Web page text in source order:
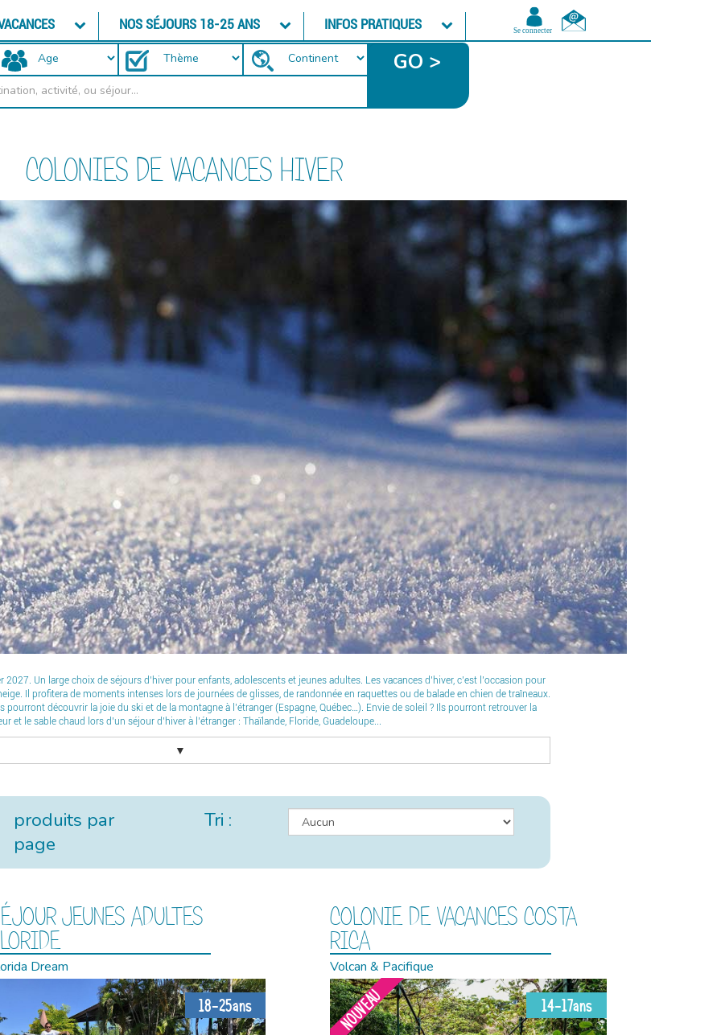
NOS SÉJOURS 18-25 ANS INFOS PRATIQUES
GO >
COLONIES DE VACANCES HIVER
Un large choix de séjours d’hiver pour enfants, adolescents et jeunes adultes. Les vacances d’hiver, c’est l’occasion pour
Il profitera de moments intenses lors de journées de glisses, de randonnée en raquettes ou de balade en chien de traîneaux.
pourront découvrir la joie du ski et de la montagne à l’étranger (Espagne, Québec…). Envie de soleil ? Ils pourront retrouver la
et le sable chaud lors d’un séjour d’hiver à l’étranger : Thaïlande, Floride, Guadeloupe...
▼
produits par
page
Tri :
JEUNES ADULTES
Dream
18-25ans
COLONIE DE VACANCES COSTA
RICA
Volcan & Pacifique
NOUVEAU 14-17ans